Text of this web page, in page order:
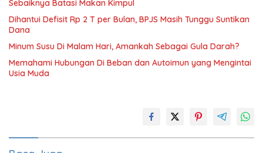
Sebaiknya Batasi Makan Kimpul
Dihantui Defisit Rp 2 T per Bulan, BPJS Masih Tunggu Suntikan
Dana
Minum Susu Di Malam Hari, Amankah Sebagai Gula Darah?
Memahami Hubungan Di Beban dan Autoimun yang Mengintai
Usia Muda